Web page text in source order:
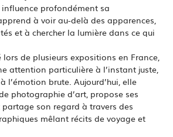
profondément sa
à voir au-delà des apparences,
et à chercher la lumière dans ce qui
de plusieurs expositions en France,
attention particulière à l’instant juste,
l’émotion brute. Aujourd’hui, elle
photographie d’art, propose ses
son regard à travers des
mêlant récits de voyage et